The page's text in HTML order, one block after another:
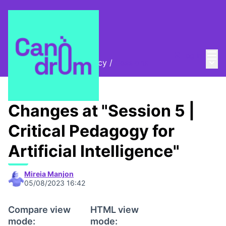
AI, Rights and Democracy /
Changes at "Session 5 |
Critical Pedagogy for
Artificial Intelligence"
Mireia Manjon
05/08/2023 16:42
Compare view
mode:
HTML view
mode: